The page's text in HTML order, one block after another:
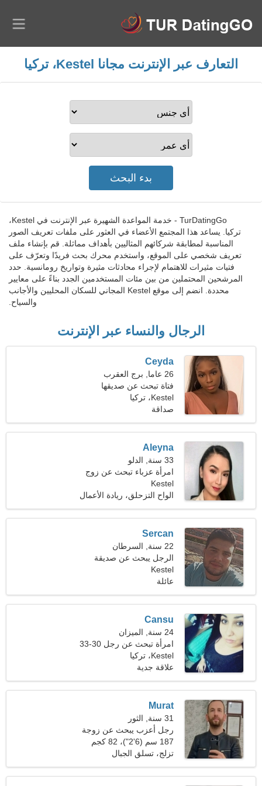
التعارف عبر الإنترنت مجانا Kestel، تركيا
TurDatingGo - خدمة المواعدة الشهيرة عبر الإنترنت في Kestel،
تركيا. يساعد هذا المجتمع الأعضاء في العثور على ملفات تعريف الصور
المناسبة لمطابقة شركائهم المثاليين بأهداف مماثلة. قم بإنشاء ملف
تعريف شخصي على الموقع، واستخدم محرك بحث فريدًا وتعرّف على
فتيات مثيرات للاهتمام لإجراء محادثات مثيرة وتواريخ رومانسية. حدد
المرشحين المحتملين من بين مئات المستخدمين الجدد بناءً على معايير
محددة. انضم إلى موقع Kestel المجاني للسكان المحليين والأجانب
والسياح.
الرجال والنساء عبر الإنترنت
Ceyda
26 عاما, برج العقرب
فتاة تبحث عن صديقها
Kestel، تركيا
صداقة
Aleyna
33 سنة, الدلو
امرأة عزباء تبحث عن زوج
36-41
Kestel
الواح التزحلق، ريادة الأعمال
Sercan
22 سنة, السرطان
الرجل يبحث عن صديقة
Kestel
عائلة
Cansu
24 سنة, الميزان
امرأة تبحث عن رجل 30-33
Kestel، تركيا
علاقة جدية
Murat
31 سنة, الثور
رجل أعزب يبحث عن زوجة
24-30
187 سم (6'2")، 82 كجم
(180 رطلا)
تزلج، تسلق الجبال